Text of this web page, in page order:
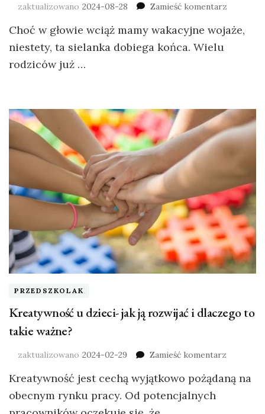
zaktualizowano 2024-08-28 Zamieść komentarz
Choć w głowie wciąż mamy wakacyjne wojaże,
niestety, ta sielanka dobiega końca. Wielu
rodziców już …
PRZEDSZKOLAK
Kreatywność u dzieci- jak ją rozwijać i dlaczego to
takie ważne?
zaktualizowano 2024-02-29 Zamieść komentarz
Kreatywność jest cechą wyjątkowo pożądaną na
obecnym rynku pracy. Od potencjalnych